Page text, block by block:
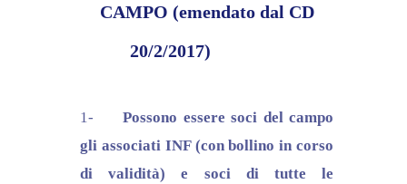
CAMPO (emendato dal CD
20/2/2017)
1-Possono essere soci del campo
gli associati INF (con bollino in corso
di validità) e soci di tutte le